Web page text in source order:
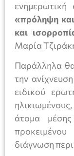
«πρόληψη
και
Μαρία
Παράλληλα
την
ειδικού
άτομα
διάγνωση